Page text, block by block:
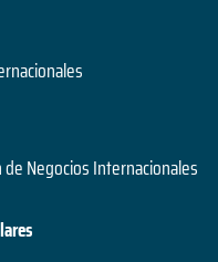
Negocios Internacionales